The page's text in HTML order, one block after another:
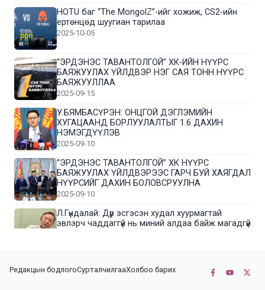
HOTU баг “The MongolZ”-ийг хожиж, CS2-ийн
ертөнцөд шуугиан тарилаа
2025-10-05
“ЭРДЭНЭС ТАВАНТОЛГОЙ” ХК-ИЙН НҮҮРС
БАЯЖУУЛАХ ҮЙЛДВЭР НЭГ САЯ ТОНН НҮҮРС
БАЯЖУУЛЛАА
2025-09-15
У.БЯМБАСҮРЭН: ОНЦГОЙ ДЭГЛЭМИЙН
ХУГАЦААНД БОРЛУУЛАЛТЫГ 1.6 ДАХИН
НЭМЭГДҮҮЛЭВ
2025-09-10
“ЭРДЭНЭС ТАВАНТОЛГОЙ” ХК НҮҮРС
БАЯЖУУЛАХ ҮЙЛДВЭРЭЭС ГАРЧ БУЙ ХАЯГДАЛ
НҮҮРСИЙГ ДАХИН БОЛОВСРУУЛНА
2025-09-10
Л.Гүндалай: Дүр эсгэсэн худал хуурмагтай
эвлэрч чаддаггүй нь миний алдаа байж магадгүй
БАГИЙН ИРГЭДИЙН ТӨЛӨӨЛӨЛ НҮҮРС
Редакцын бодлогоСурталчилгааХолбоо барих